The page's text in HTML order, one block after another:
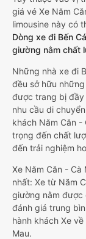
giá vé Xe Năm
limousine này có
Dòng xe đi Bến
giường nằm chất
Những nhà xe đi
đều sở hữu
được trang bị
nhu cầu di
khách Năm Căn -
trọng đến chất
đến trải nghiệm
Xe Năm Căn - Cà
nhất: Xe từ Năm
giường nằm được
đánh giá trung
hành khách Xe
Mau.